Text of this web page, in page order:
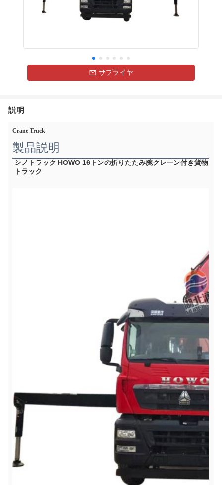
サプライヤ
説明
Crane Truck
製品説明
シノトラック HOWO 16トンの折りたたみ腕クレーン付き貨物
トラック